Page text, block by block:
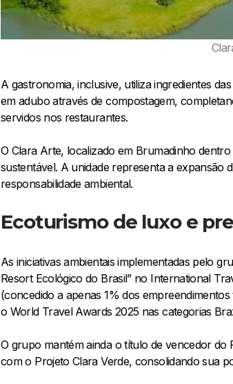
A gastronomia, inclusive, utiliza ingredientes
em adubo através de compostagem,
servidos nos restaurantes.
O Clara Arte, localizado em Brumadinho
sustentável. A unidade representa a
responsabilidade ambiental.
Ecoturismo de luxo e
As iniciativas ambientais implementadas pelo
Resort Ecológico do Brasil” no International
(concedido a apenas 1% dos
o World Travel Awards 2025 nas categorias
O grupo mantém ainda o título de vencedor do
com o Projeto Clara Verde, consolidando sua